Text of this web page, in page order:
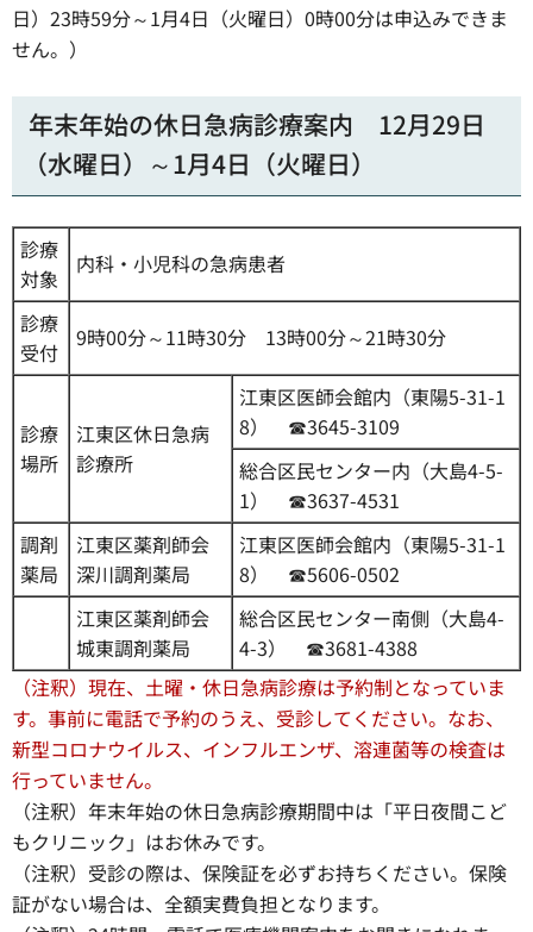
日）23時59分～1月4日（火曜日）0時00分は申込みできま
せん。）
年末年始の休日急病診療案内 12月29日
（水曜日）～1月4日（火曜日）
診療
対象
内科・小児科の急病患者
診療
受付
9時00分～11時30分 13時00分～21時30分
診療
場所
江東区休日急病
診療所
江東区医師会館内（東陽5-31-1
8） ☎3645-3109
総合区民センター内（大島4-5-
1） ☎3637-4531
調剤
薬局
江東区薬剤師会
深川調剤薬局
江東区医師会館内（東陽5-31-1
8） ☎5606-0502
江東区薬剤師会
城東調剤薬局
総合区民センター南側（大島4-
4-3） ☎3681-4388
（注釈）現在、土曜・休日急病診療は予約制となっていま
す。事前に電話で予約のうえ、受診してください。なお、
新型コロナウイルス、インフルエンザ、溶連菌等の検査は
行っていません。
（注釈）年末年始の休日急病診療期間中は「平日夜間こど
もクリニック」はお休みです。
（注釈）受診の際は、保険証を必ずお持ちください。保険
証がない場合は、全額実費負担となります。